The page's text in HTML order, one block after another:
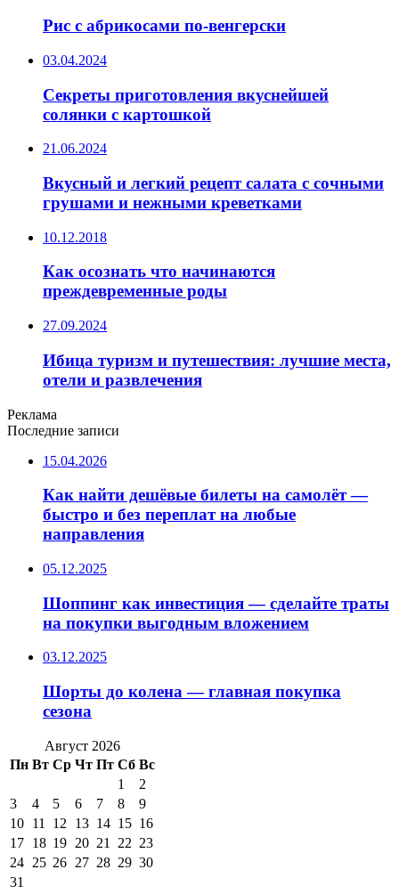
Рис с абрикосами по-венгерски
03.04.2024
Секреты приготовления вкуснейшей
солянки с картошкой
21.06.2024
Вкусный и легкий рецепт салата с сочными
грушами и нежными креветками
10.12.2018
Как осознать что начинаются
преждевременные роды
27.09.2024
Ибица туризм и путешествия: лучшие места,
отели и развлечения
Реклама
Последние записи
15.04.2026
Как найти дешёвые билеты на самолёт —
быстро и без переплат на любые
направления
05.12.2025
Шоппинг как инвестиция — сделайте траты
на покупки выгодным вложением
03.12.2025
Шорты до колена — главная покупка
сезона
Август 2026
Пн Вт Ср Чт Пт Сб Вс
1
2
3
4 5 6 7 8
9
10 11 12 13 14 15 16
17 18 19 20 21 22 23
24 25 26 27 28 29 30
31